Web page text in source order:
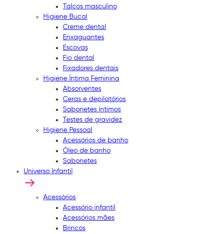
Talcos masculino
Higiene Bucal
Creme dental
Enxaguantes
Escovas
Fio dental
Fixadores dentais
Higiene Íntima Feminina
Absorventes
Ceras e depilatórios
Sabonetes íntimos
Testes de gravidez
Higiene Pessoal
Acessórios de banho
Óleo de banho
Sabonetes
Universo Infantil
Acessórios
Acessório infantil
Acessórios mães
Brincos